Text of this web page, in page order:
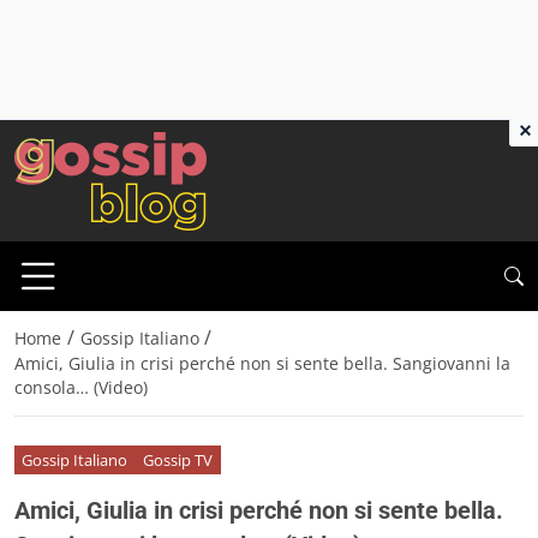
Home / Gossip Italiano /
Amici, Giulia in crisi perché non si sente bella. Sangiovanni la
consola… (Video)
Gossip Italiano Gossip TV
Amici, Giulia in crisi perché non si sente bella.
×